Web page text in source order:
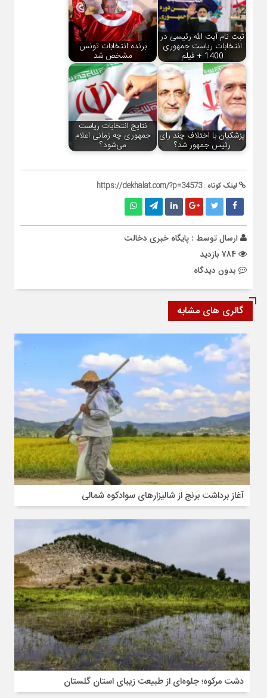
ثبت نام آیت الله رئیسی در
انتخابات ریاست جمهوری
1400 + فیلم
برنده انتخابات تونس
مشخص شد
پزشکیان با اختلاف چند رای
رئیس جمهور شد؟
نتایج انتخابات ریاست
جمهوری چه زمانی اعلام
می‌شود؟
لینک کوتاه :https://dekhalat.com/?p=34573
ارسال توسط : پایگاه خبری دخالت
بدون دیدگاه
گالری های مشابه
آغاز برداشت برنج از شالیزارهای سوادکوه شمالی
دشت مرکوه؛ جلوه‌ای از طبیعت زیبای استان گلستان